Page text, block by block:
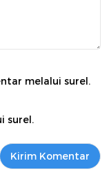
melalui surel.
surel.